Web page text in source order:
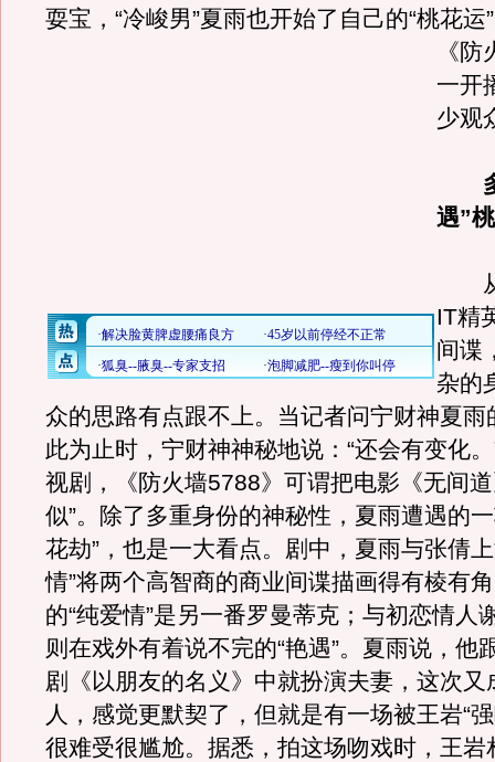
耍宝，“冷峻男”夏雨也开始了自己的“桃花运
《
一开
少观
遇”
从
IT精
间谍
杂的
众的思路有点跟不上。当记者问宁财神夏雨
此为止时，宁财神神秘地说：“还会有变化
视剧，《防火墙5788》可谓把电影《无间
似”。除了多重身份的神秘性，夏雨遭遇的
花劫”，也是一大看点。剧中，夏雨与张倩
情”将两个高智商的商业间谍描画得有棱有
的“纯爱情”是另一番罗曼蒂克；与初恋情人
则在戏外有着说不完的“艳遇”。夏雨说，他
剧《以朋友的名义》中就扮演夫妻，这次又
人，感觉更默契了，但就是有一场被王岩“
很难受很尴尬。据悉，拍这场吻戏时，王岩